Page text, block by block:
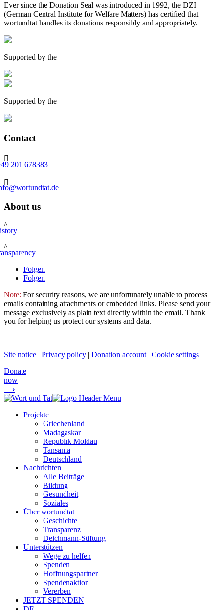
Ever since the Donation Seal was introduced in 1992, the DZI
(German Central Institute for Welfare Matters) has certified that
wortundtat handles its donations responsibly and appropriately.
Supported by the
Supported by the
Contact

201 678383

About us
^
^
Folgen
Folgen
Note: For security reasons, we are unfortunately unable to process
emails containing attachments or embedded links. Please send your
message exclusively as plain text directly within the email. Thank
you for helping us protect our systems and data.
Site notice | Privacy policy | Donation account | Cookie settings
Donate
now
⟶
Projekte
Griechenland
Madagaskar
Republik Moldau
Tansania
Deutschland
Nachrichten
Alle Beiträge
Bildung
Gesundheit
Soziales
Über wortundtat
Geschichte
Transparenz
Deichmann-Stiftung
Unterstützen
Wege zu helfen
Spenden
Hoffnungspartner
Spendenaktion
Vererben
JETZT SPENDEN